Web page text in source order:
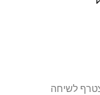
לשיחה